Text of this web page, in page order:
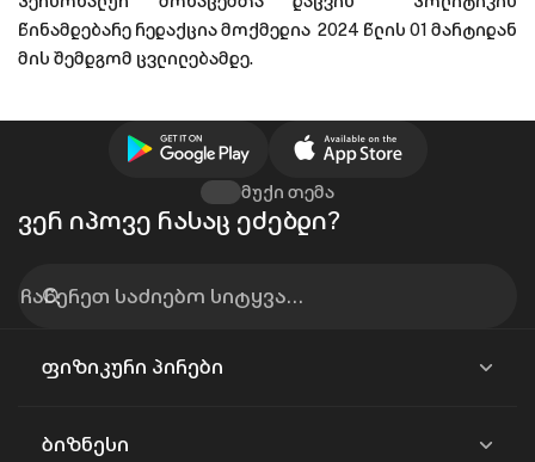
წინამდებარე რედაქცია მოქმედია 2024 წლის 01 მარტიდან
მის შემდგომ ცვლილებამდე.
ვერ იპოვე რასაც ეძებდი?
მუქი თემა
ფიზიკური პირები
ბიზნესი